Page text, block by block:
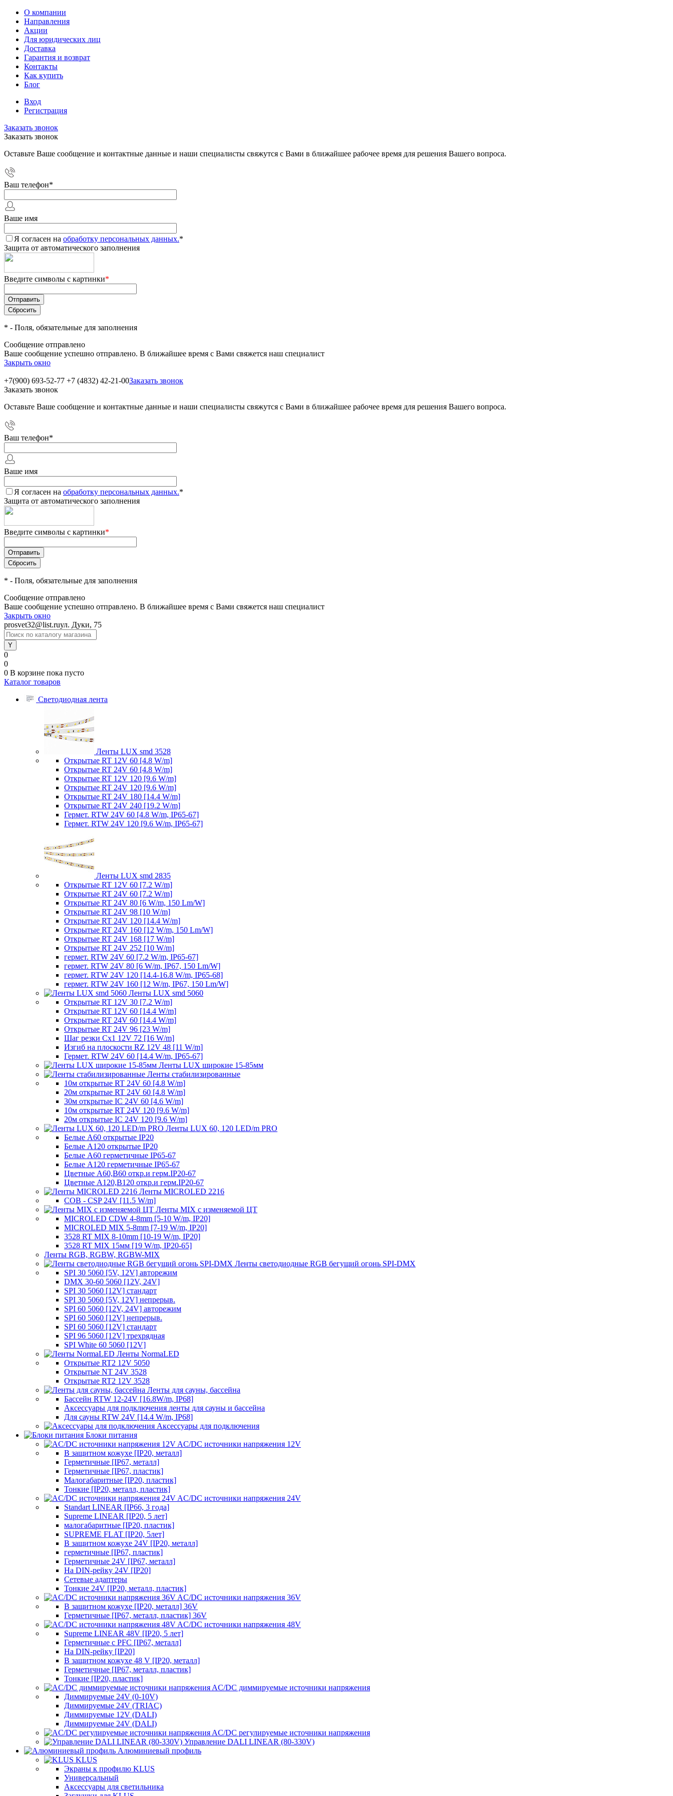
О компании
Направления
Акции
Для юридических лиц
Доставка
Гарантия и возврат
Контакты
Как купить
Блог
Вход
Регистрация
Заказать звонок
Заказать звонок
Оставьте Ваше сообщение и контактные данные и наши специалисты свяжутся с Вами в ближайшее рабочее время для решения Вашего вопроса.
Ваш телефон*
Ваше имя
Я согласен на обработку персональных данных.*
Защита от автоматического заполнения
Введите символы с картинки*
* - Поля, обязательные для заполнения
Сообщение отправлено
Ваше сообщение успешно отправлено. В ближайшее время с Вами свяжется наш специалист
Закрыть окно
+7(900) 693-52-77 +7 (4832) 42-21-00Заказать звонок
Заказать звонок
Оставьте Ваше сообщение и контактные данные и наши специалисты свяжутся с Вами в ближайшее рабочее время для решения Вашего вопроса.
Ваш телефон*
Ваше имя
Я согласен на обработку персональных данных.*
Защита от автоматического заполнения
Введите символы с картинки*
* - Поля, обязательные для заполнения
Сообщение отправлено
Ваше сообщение успешно отправлено. В ближайшее время с Вами свяжется наш специалист
Закрыть окно
prosvet32@list.ruул. Дуки, 75
0
0
0 В корзине пока пусто
Каталог товаров
Светодиодная лента
Ленты LUX smd 3528
Открытые RT 12V 60 [4.8 W/m]
Открытые RT 24V 60 [4.8 W/m]
Открытые RT 12V 120 [9.6 W/m]
Открытые RT 24V 120 [9.6 W/m]
Открытые RT 24V 180 [14.4 W/m]
Открытые RT 24V 240 [19.2 W/m]
Гермет. RTW 24V 60 [4.8 W/m, IP65-67]
Гермет. RTW 24V 120 [9.6 W/m, IP65-67]
Ленты LUX smd 2835
Открытые RT 12V 60 [7.2 W/m]
Открытые RT 24V 60 [7.2 W/m]
Открытые RT 24V 80 [6 W/m, 150 Lm/W]
Открытые RT 24V 98 [10 W/m]
Открытые RT 24V 120 [14.4 W/m]
Открытые RT 24V 160 [12 W/m, 150 Lm/W]
Открытые RT 24V 168 [17 W/m]
Открытые RT 24V 252 [10 W/m]
гермет. RTW 24V 60 [7.2 W/m, IP65-67]
гермет. RTW 24V 80 [6 W/m, IP67, 150 Lm/W]
гермет. RTW 24V 120 [14.4-16.8 W/m, IP65-68]
гермет. RTW 24V 160 [12 W/m, IP67, 150 Lm/W]
Ленты LUX smd 5060
Открытые RT 12V 30 [7.2 W/m]
Открытые RT 12V 60 [14.4 W/m]
Открытые RT 24V 60 [14.4 W/m]
Открытые RT 24V 96 [23 W/m]
Шаг резки Cx1 12V 72 [16 W/m]
Изгиб на плоскости RZ 12V 48 [11 W/m]
Гермет. RTW 24V 60 [14.4 W/m, IP65-67]
Ленты LUX широкие 15-85мм
Ленты стабилизированные
10м открытые RT 24V 60 [4.8 W/m]
20м открытые RT 24V 60 [4.8 W/m]
30м открытые IC 24V 60 [4.6 W/m]
10м открытые RT 24V 120 [9.6 W/m]
20м открытые IC 24V 120 [9.6 W/m]
Ленты LUX 60, 120 LED/m PRO
Белые A60 открытые IP20
Белые A120 открытые IP20
Белые A60 герметичные IP65-67
Белые A120 герметичные IP65-67
Цветные A60,B60 откр.и герм.IP20-67
Цветные A120,B120 откр.и герм.IP20-67
Ленты MICROLED 2216
COB - CSP 24V [11.5 W/m]
Ленты MIX с изменяемой ЦТ
MICROLED CDW 4-8mm [5-10 W/m, IP20]
MICROLED MIX 5-8mm [7-19 W/m, IP20]
3528 RT MIX 8-10mm [10-19 W/m, IP20]
3528 RT MIX 15мм [19 W/m, IP20-65]
Ленты RGB, RGBW, RGBW-MIX
Ленты светодиодные RGB бегущий огонь SPI-DMX
SPI 30 5060 [5V, 12V] авторежим
DMX 30-60 5060 [12V, 24V]
SPI 30 5060 [12V] стандарт
SPI 30 5060 [5V, 12V] непрерыв.
SPI 60 5060 [12V, 24V] авторежим
SPI 60 5060 [12V] непрерыв.
SPI 60 5060 [12V] стандарт
SPI 96 5060 [12V] трехрядная
SPI White 60 5060 [12V]
Ленты NormaLED
Открытые RT2 12V 5050
Открытые NT 24V 3528
Открытые RT2 12V 3528
Ленты для сауны, бассейна
Бассейн RTW 12-24V [16.8W/m, IP68]
Аксессуары для подключения ленты для сауны и бассейна
Для сауны RTW 24V [14.4 W/m, IP68]
Аксессуары для подключения
Блоки питания
AC/DC источники напряжения 12V
В защитном кожухе [IP20, металл]
Герметичные [IP67, металл]
Герметичные [IP67, пластик]
Малогабаритные [IP20, пластик]
Тонкие [IP20, металл, пластик]
AC/DC источники напряжения 24V
Standart LINEAR [IP66, 3 года]
Supreme LINEAR [IP20, 5 лет]
малогабаритные [IP20, пластик]
SUPREME FLAT [IP20, 5лет]
В защитном кожухе 24V [IP20, металл]
герметичные [IP67, пластик]
Герметичные 24V [IP67, металл]
На DIN-рейку 24V [IP20]
Сетевые адаптеры
Тонкие 24V [IP20, металл, пластик]
AC/DC источники напряжения 36V
В защитном кожухе [IP20, металл] 36V
Герметичные [IP67, металл, пластик] 36V
AC/DC источники напряжения 48V
Supreme LINEAR 48V [IP20, 5 лет]
Герметичные с PFC [IP67, металл]
На DIN-рейку [IP20]
В защитном кожухе 48 V [IP20, металл]
Герметичные [IP67, металл, пластик]
Тонкие [IP20, пластик]
AC/DC диммируемые источники напряжения
Диммируемые 24V (0-10V)
Диммируемые 24V (TRIAC)
Диммируемые 12V (DALI)
Диммируемые 24V (DALI)
AC/DC регулируемые источники напряжения
Управление DALI LINEAR (80-330V)
Алюминиевый профиль
KLUS
Экраны к профилю KLUS
Универсальный
Аксессуары для светильника